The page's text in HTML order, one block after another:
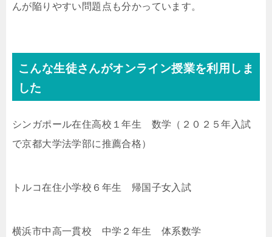
んが陥りやすい問題点も分かっています。
こんな生徒さんがオンライン授業を利用しま
した
シンガポール在住高校１年生 数学（２０２５年入試
で京都大学法学部に推薦合格）
トルコ在住小学校６年生 帰国子女入試
横浜市中高一貫校 中学２年生 体系数学